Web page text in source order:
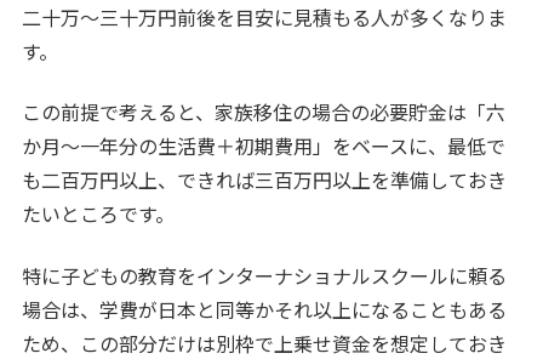
二十万〜三十万円前後を目安に見積もる人が多くなりま
す。
この前提で考えると、家族移住の場合の必要貯金は「六
か月〜一年分の生活費＋初期費用」をベースに、最低で
も二百万円以上、できれば三百万円以上を準備しておき
たいところです。
特に子どもの教育をインターナショナルスクールに頼る
場合は、学費が日本と同等かそれ以上になることもある
ため、この部分だけは別枠で上乗せ資金を想定しておき